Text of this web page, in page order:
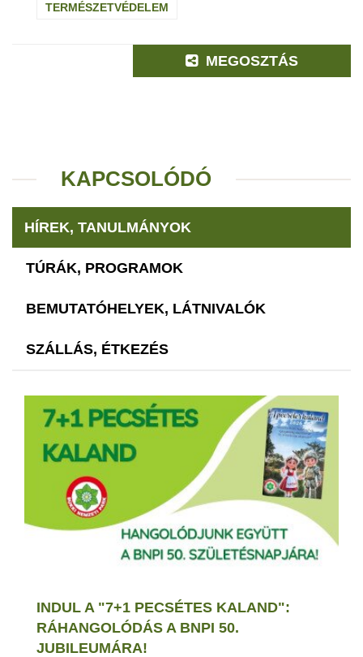
TERMÉSZETVÉDELEM
MEGOSZTÁS
KAPCSOLÓDÓ
HÍREK, TANULMÁNYOK
TÚRÁK, PROGRAMOK
BEMUTATÓHELYEK, LÁTNIVALÓK
SZÁLLÁS, ÉTKEZÉS
INDUL A "7+1 PECSÉTES KALAND":
RÁHANGOLÓDÁS A BNPI 50.
JUBILEUMÁRA!